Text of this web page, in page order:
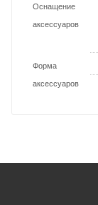
Оснащение
аксессуаров
Форма
аксессуаров